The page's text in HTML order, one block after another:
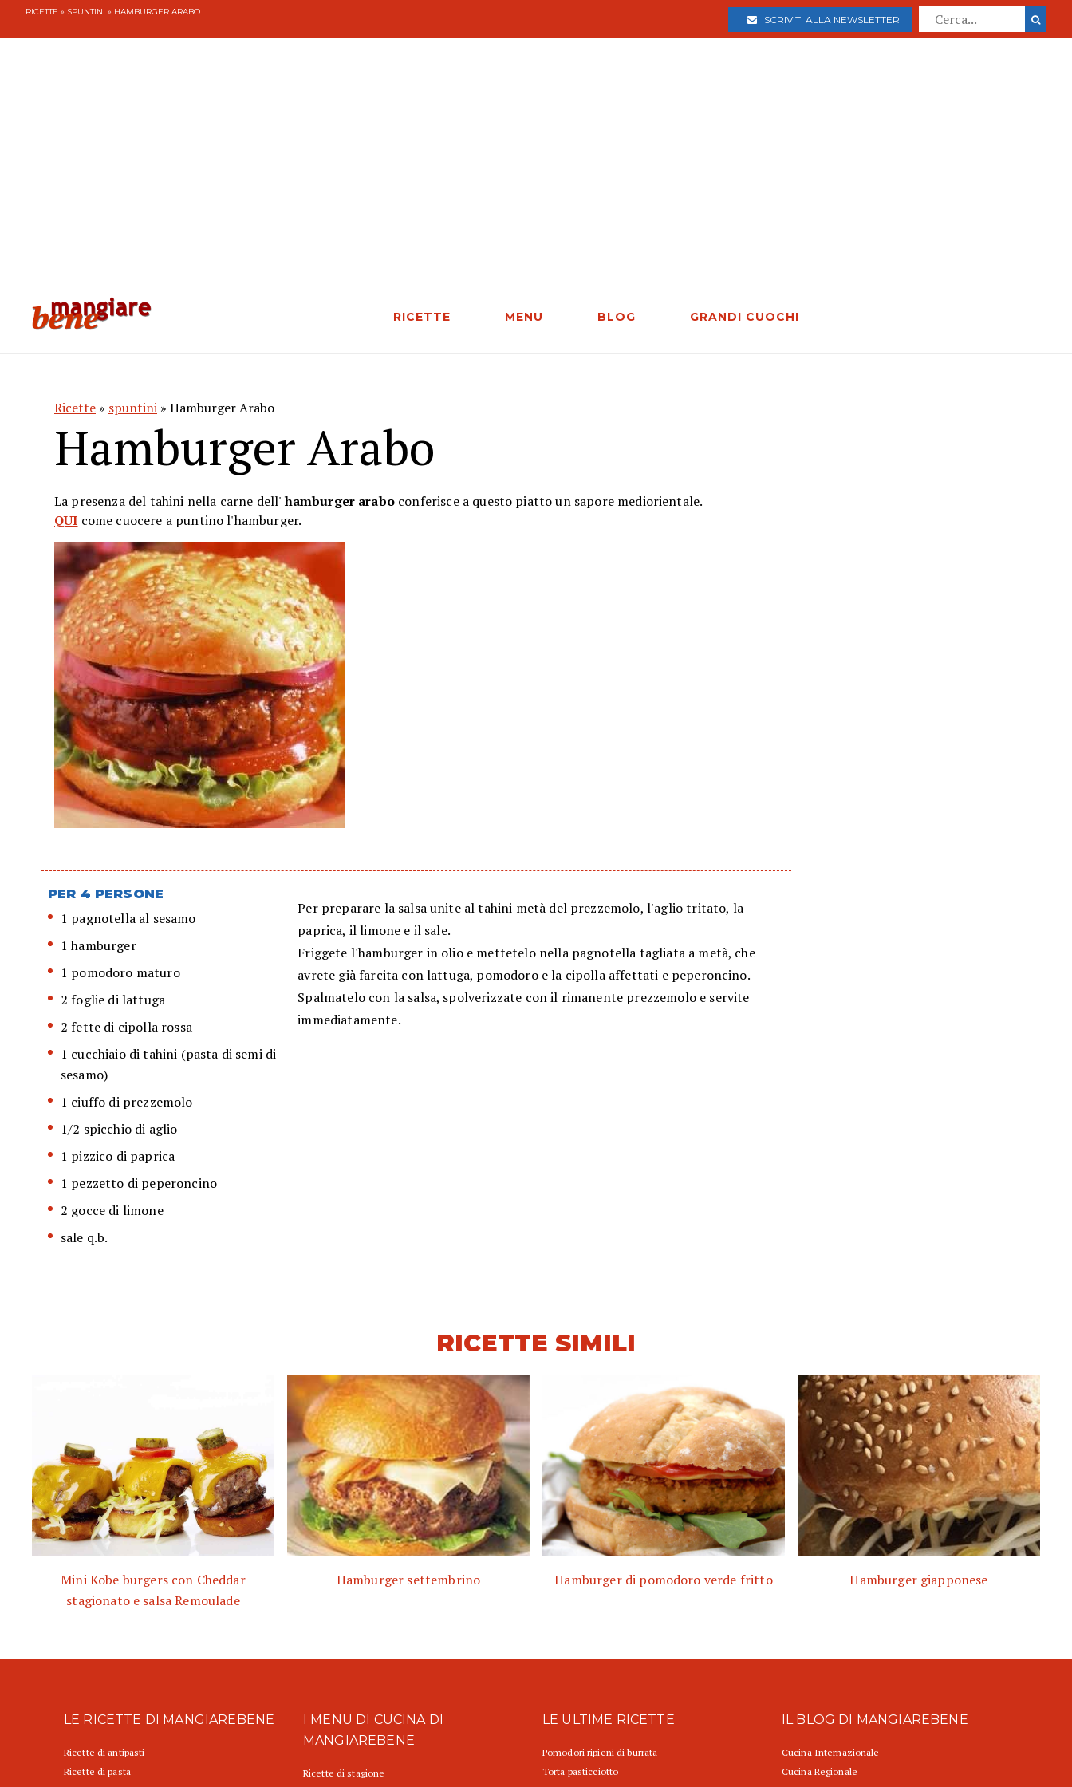
RICETTE » SPUNTINI » HAMBURGER ARABO
ISCRIVITI ALLA NEWSLETTER
RICETTE MENU BLOG GRANDI CUOCHI
Ricette » spuntini » Hamburger Arabo
Hamburger Arabo
La presenza del tahini nella carne dell'hamburger araboconferisce a questo piatto un sapore mediorientale.
QUI come cuocere a puntino l'hamburger.
PER 4 PERSONE
1 pagnotella al sesamo
1 hamburger
1 pomodoro maturo
2 foglie di lattuga
2 fette di cipolla rossa
1 cucchiaio di tahini (pasta di semi di
sesamo)
1 ciuffo di prezzemolo
1/2 spicchio di aglio
1 pizzico di paprica
1 pezzetto di peperoncino
2 gocce di limone
sale q.b.
Per preparare la salsa unite al tahini metà del prezzemolo, l'aglio tritato, la
paprica, il limone e il sale.
Friggete l'hamburger in olio e mettetelo nella pagnotella tagliata a metà, che
avrete già farcita con lattuga, pomodoro e la cipolla affettati e peperoncino.
Spalmatelo con la salsa, spolverizzate con il rimanente prezzemolo e servite
immediatamente.
RICETTE SIMILI
Mini Kobe burgers con Cheddar
stagionato e salsa Remoulade
Hamburger settembrino Hamburger di pomodoro verde fritto Hamburger giapponese
LE RICETTE DI MANGIAREBENE
Ricette di antipasti
Ricette di pasta
I MENU DI CUCINA DI
MANGIAREBENE
Ricette di stagione
LE ULTIME RICETTE
Pomodori ripieni di burrata
Torta pasticciotto
IL BLOG DI MANGIAREBENE
Cucina Internazionale
Cucina Regionale